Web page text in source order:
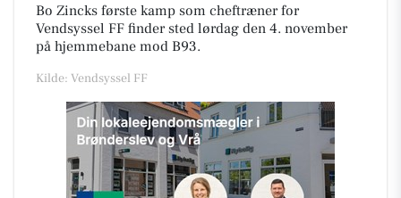
Bo Zincks første kamp som cheftræner for
Vendsyssel FF finder sted lørdag den 4. november
på hjemmebane mod B93.
Kilde: Vendsyssel FF